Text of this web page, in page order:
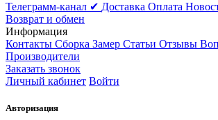
Телеграмм-канал ✔ Доставка Оплата
Возврат и обмен
Информация
Контакты Сборка Замер Статьи Отзывы
Производители
Заказать звонок
Личный кабинет Войти
Авторизация